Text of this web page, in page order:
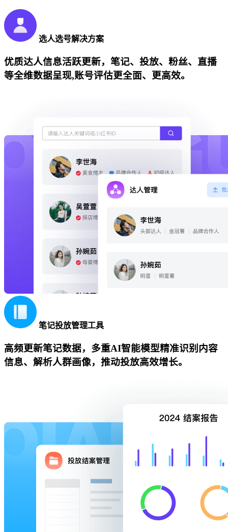
选人选号解决方案
优质达人信息活跃更新，笔记、投放、粉丝、直播
等全维数据呈现,账号评估更全面、更高效。
笔记投放管理工具
高频更新笔记数据，多重AI智能模型精准识别内容
信息、解析人群画像，推动投放高效增长。